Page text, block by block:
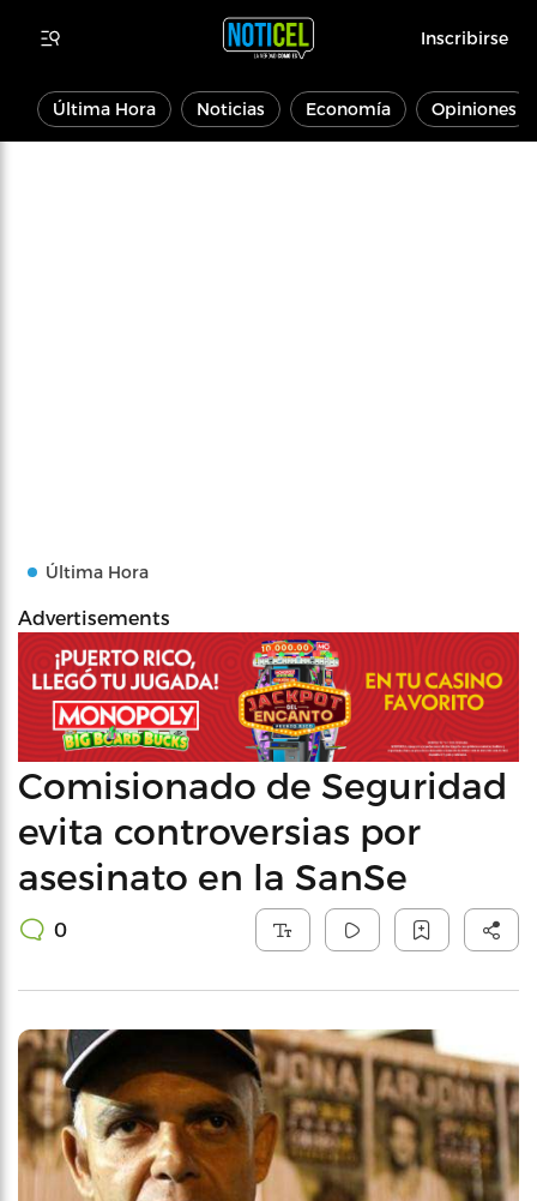
Inscribirse
Última Hora Noticias Economía Opiniones
Última Hora
Advertisements
Comisionado de Seguridad
evita controversias por
asesinato en la SanSe
0